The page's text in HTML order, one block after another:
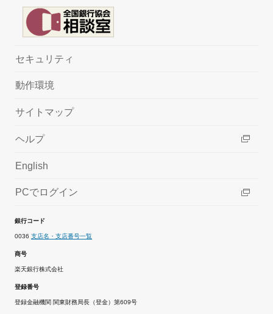
セキュリティ
動作環境
サイトマップ
ヘルプ
English
PCでログイン
銀行コード
0036 支店名・支店番号一覧
商号
楽天銀行株式会社
登録番号
登録金融機関 関東財務局長（登金）第609号